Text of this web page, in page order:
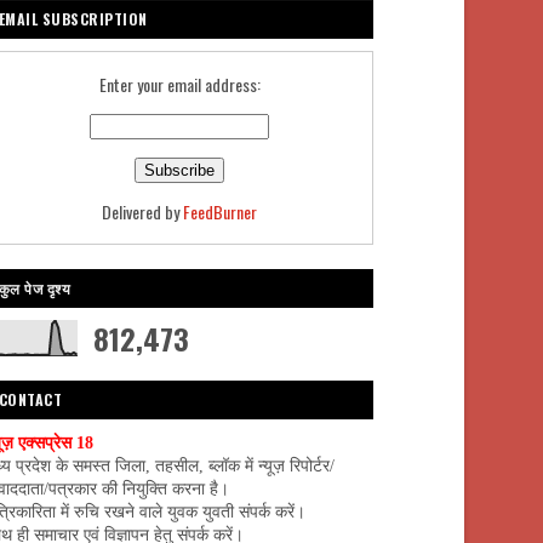
EMAIL SUBSCRIPTION
Enter your email address:
Delivered byFeedBurner
पेज दृश्य
812,473
CONTACT
एक्सप्रेस 18
प्रदेश के समस्त जिला, तहसील, ब्लॉक में न्यूज़ रिपोर्टर/
पत्रकार की नियुक्ति करना है।
में रुचि रखने वाले युवक युवती संपर्क करें।
ही समाचार एवं विज्ञापन हेतु संपर्क करें।